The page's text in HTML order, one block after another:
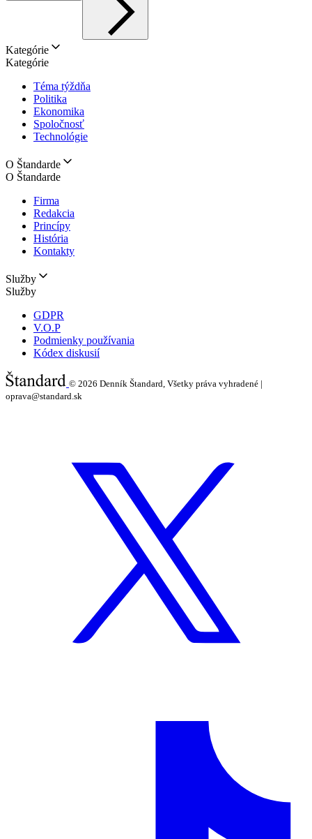
Kategórie
Kategórie
Téma týždňa
Politika
Ekonomika
Spoločnosť
Technológie
O Štandarde
O Štandarde
Firma
Redakcia
Princípy
História
Kontakty
Služby
Služby
GDPR
V.O.P
Podmienky používania
Kódex diskusií
© 2026 Denník Štandard, Všetky práva vyhradené |
oprava@standard.sk